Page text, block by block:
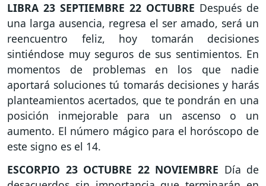
LIBRA 23 SEPTIEMBRE 22 OCTUBRE Después de
una larga ausencia, regresa el ser amado, será un
reencuentro feliz, hoy tomarán decisiones
sintiéndose muy seguros de sus sentimientos. En
momentos de problemas en los que nadie
aportará soluciones tú tomarás decisiones y harás
planteamientos acertados, que te pondrán en una
posición inmejorable para un ascenso o un
aumento. El número mágico para el horóscopo de
este signo es el 14.
ESCORPIO 23 OCTUBRE 22 NOVIEMBRE Día de